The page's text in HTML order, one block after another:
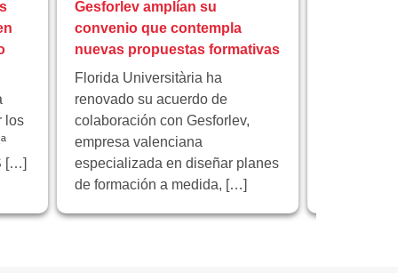
los
[…]
Gesforlev amplían su
convenio que contempla
nuevas propuestas formativas
Florida Universitària ha
renovado su acuerdo de
colaboración con Gesforlev,
empresa valenciana
especializada en diseñar planes
de formación a medida, […]